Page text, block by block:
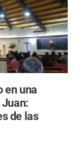
en una
de las